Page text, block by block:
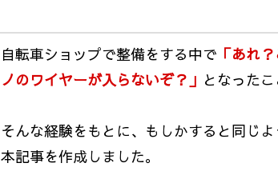
自転車ショップで整備をする中で 「あれ
ノのワイヤーが入らないぞ？」 となったこ
そんな経験をもとに、もしかすると同じ
本記事を作成しました。